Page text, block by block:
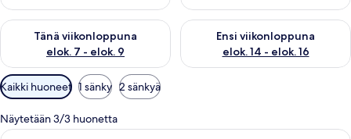
Tänä viikonloppuna
elok. 7 - elok. 9
Tarkista tämän viikonlopun saatavuus elok. 7 - elok. 9
Ensi viikonloppuna
elok. 14 - elok. 16
Tarkista ensi viikonlopun
Huoneille
saatavilla
olevia
suodattimia
Kaikki huoneet 1 sänky 2 sänkyä
Näytetään 3/3 huonetta
Suuri sänky, jossa on puinen pääty,